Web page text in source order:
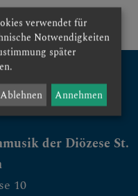
der Diözese St.
10
verwendet für
Notwendigkeiten
später
Ablehnen Annehmen